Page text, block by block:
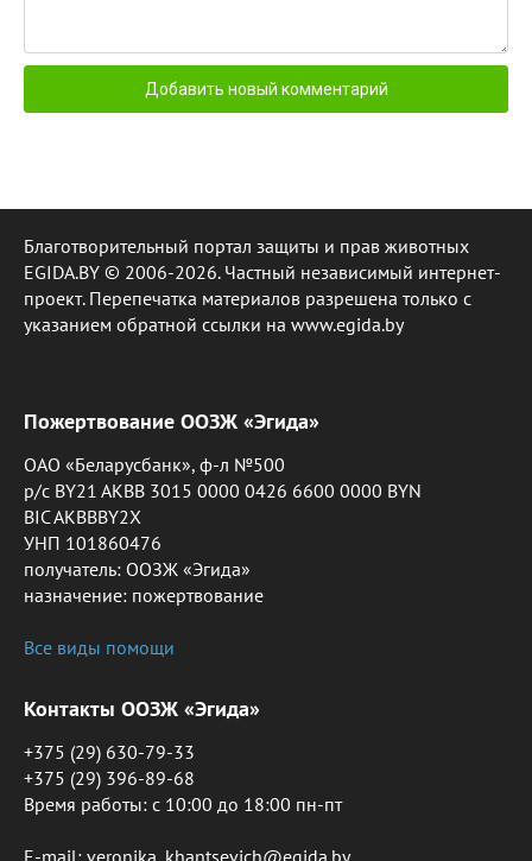
Благотворительный портал защиты и прав животных
EGIDA.BY © 2006-2026. Частный независимый интернет-
проект. Перепечатка материалов разрешена только с
указанием обратной ссылки на www.egida.by
Пожертвование ООЗЖ «Эгида»
ОАО «Беларусбанк», ф-л №500
р/с BY21 AKBB 3015 0000 0426 6600 0000 BYN
BIC AKBBBY2X
УНП 101860476
получатель: ООЗЖ «Эгида»
назначение: пожертвование
Все виды помощи
Контакты ООЗЖ «Эгида»
+375 (29) 630-79-33
+375 (29) 396-89-68
Время работы: c 10:00 до 18:00 пн-пт
E-mail: veronika_khantsevich@egida.by